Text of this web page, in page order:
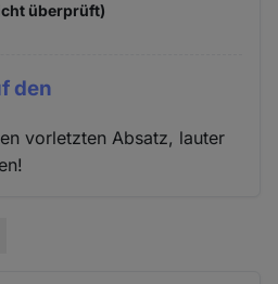
überprüft)
den
vorletzten Absatz, lauter